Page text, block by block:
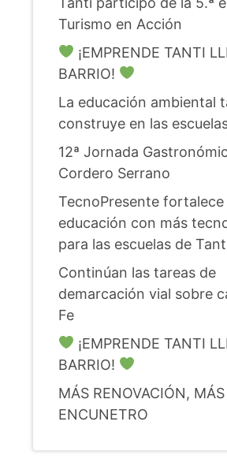
Turismo en Acción
¡EMPRENDE TANTI
BARRIO!
La educación ambiental
construye en las
12ª Jornada
Cordero Serrano
TecnoPresente fortalece
educación con más
para las escuelas de
Continúan las tareas de
demarcación vial sobre
Fe
¡EMPRENDE TANTI
BARRIO!
MÁS RENOVACIÓN, MÁS
ENCUNETRO